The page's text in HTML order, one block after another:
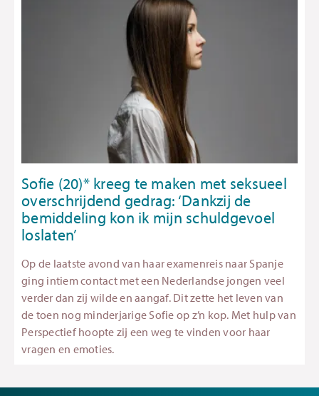
Sofie (20)* kreeg te maken met seksueel
overschrijdend gedrag: ‘Dankzij de
bemiddeling kon ik mijn schuldgevoel
loslaten’
Op de laatste avond van haar examenreis naar Spanje
ging intiem contact met een Nederlandse jongen veel
verder dan zij wilde en aangaf. Dit zette het leven van
de toen nog minderjarige Sofie op z’n kop. Met hulp van
Perspectief hoopte zij een weg te vinden voor haar
vragen en emoties.